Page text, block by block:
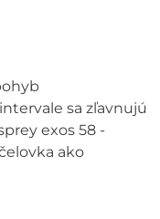
sa zľavnujú
exos 58 -
ako